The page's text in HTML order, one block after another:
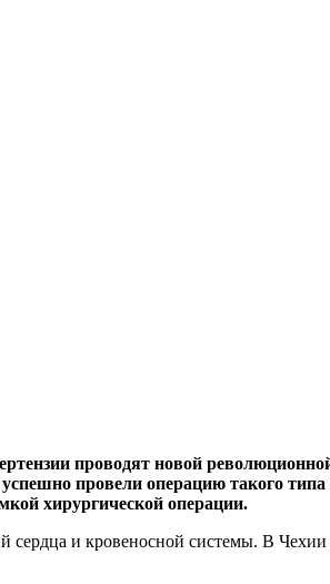
проводят новой
провели операцию такого
хирургической операции.
сердца и кровеносной системы. В